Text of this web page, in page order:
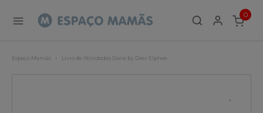
0
ITEMS
Espaço Mamãs Livro de Atividades Done by Deer Elphee